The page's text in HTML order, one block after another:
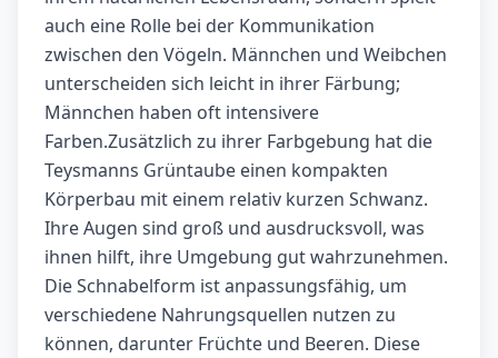
auch eine Rolle bei der Kommunikation
zwischen den Vögeln. Männchen und Weibchen
unterscheiden sich leicht in ihrer Färbung;
Männchen haben oft intensivere
Farben.Zusätzlich zu ihrer Farbgebung hat die
Teysmanns Grüntaube einen kompakten
Körperbau mit einem relativ kurzen Schwanz.
Ihre Augen sind groß und ausdrucksvoll, was
ihnen hilft, ihre Umgebung gut wahrzunehmen.
Die Schnabelform ist anpassungsfähig, um
verschiedene Nahrungsquellen nutzen zu
können, darunter Früchte und Beeren. Diese